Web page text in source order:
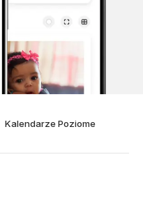
Kalendarze Poziome